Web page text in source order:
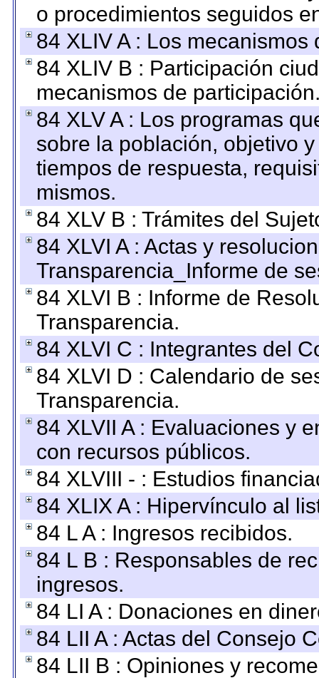
o procedimientos seguidos
84 XLIV A : Los
84 XLIV B : Participación
mecanismos de
84 XLV A : Los programas
sobre la población, objetivo
tiempos de respuesta,
mismos.
84 XLV B : Trámites del
84 XLVI A : Actas y
Transparencia_Informe de
84 XLVI B : Informe de
Transparencia.
84 XLVI C : Integrantes del
84 XLVI D : Calendario de
Transparencia.
84 XLVII A : Evaluaciones y
con recursos públicos.
84 XLVIII - : Estudios
84 XLIX A : Hipervínculo al
84 L A : Ingresos recibidos.
84 L B : Responsables de
ingresos.
84 LI A : Donaciones en
84 LII A : Actas del Consejo
84 LII B : Opiniones y